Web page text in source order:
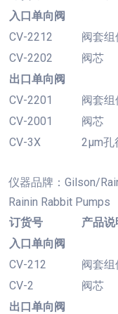
入口单向阀
CV-2212
阀套组
CV-2202
阀芯
出口单向阀
CV-2201
阀套组
CV-2001
阀芯
CV-3X
2µm孔
仪器品牌： Gilson/
Rainin Rabbit Pumps
订货号
产品说
入口单向阀
CV-212
阀套组
CV-2
阀芯
出口单向阀